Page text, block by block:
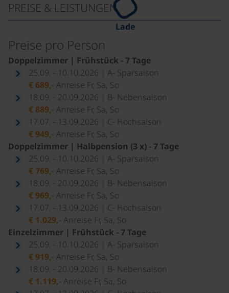
Lade
PREISE & LEISTUNGEN
Preise pro Person
Doppelzimmer | Frühstück - 7 Tage
25.09. - 10.10.2026 | A- Sparsaison
€ 689,-Anreise Fr, Sa, So
18.09. - 20.09.2026 | B- Nebensaison
€ 889,-Anreise Fr, Sa, So
17.07. - 13.09.2026 | C- Hochsaison
€ 949,-Anreise Fr, Sa, So
Doppelzimmer | Halbpension (3 x) - 7 Tage
25.09. - 10.10.2026 | A- Sparsaison
€ 769,-Anreise Fr, Sa, So
18.09. - 20.09.2026 | B- Nebensaison
€ 969,-Anreise Fr, Sa, So
17.07. - 13.09.2026 | C- Hochsaison
€ 1.029,-Anreise Fr, Sa, So
Einzelzimmer | Frühstück - 7 Tage
25.09. - 10.10.2026 | A- Sparsaison
€ 919,-Anreise Fr, Sa, So
18.09. - 20.09.2026 | B- Nebensaison
€ 1.119,-Anreise Fr, Sa, So